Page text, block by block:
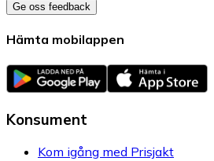
Ge oss feedback
Hämta mobilappen
Konsument
Kom igång med Prisjakt